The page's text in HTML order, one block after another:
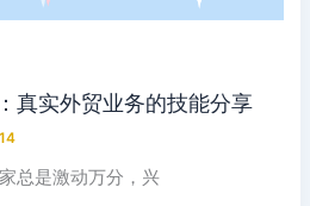
真实外贸业务的技能分享
总是激动万分，兴